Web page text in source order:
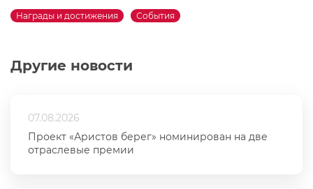
Другие новости
07.08.2026
Проект «Аристов берег» номинирован на две
отраслевые премии
Награды и достижения События